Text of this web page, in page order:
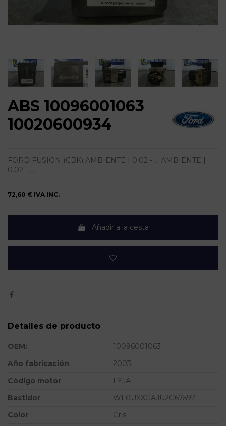
ABS 10096001063
10020600934
FORD FUSION (CBK) AMBIENTE | 0.02 - ... AMBIENTE |
0.02 - ...
72,60 € IVA INC.
Añadir a la cesta
Detalles de producto
OEM:
10096001063
Año fabricación
2003
Código motor
FYJA
Bastidor
WF0UXXGAJU2G67592
Color
Gris